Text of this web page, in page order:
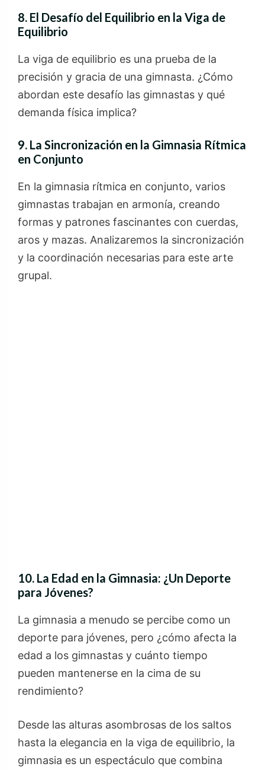
8. El Desafío del Equilibrio en la Viga de
Equilibrio
La viga de equilibrio es una prueba de la
precisión y gracia de una gimnasta. ¿Cómo
abordan este desafío las gimnastas y qué
demanda física implica?
9. La Sincronización en la Gimnasia Rítmica
en Conjunto
En la gimnasia rítmica en conjunto, varios
gimnastas trabajan en armonía, creando
formas y patrones fascinantes con cuerdas,
aros y mazas. Analizaremos la sincronización
y la coordinación necesarias para este arte
grupal.
10. La Edad en la Gimnasia: ¿Un Deporte
para Jóvenes?
La gimnasia a menudo se percibe como un
deporte para jóvenes, pero ¿cómo afecta la
edad a los gimnastas y cuánto tiempo
pueden mantenerse en la cima de su
rendimiento?
Desde las alturas asombrosas de los saltos
hasta la elegancia en la viga de equilibrio, la
gimnasia es un espectáculo que combina